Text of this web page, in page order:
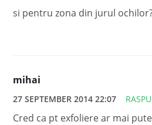
si pentru zona din jurul
mihai
27 SEPTEMBER 2014 22:07
Cred ca pt exfoliere ar mai